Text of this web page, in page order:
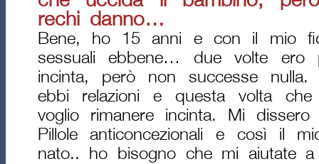
rechi danno…
Bene, ho 15 anni e con il mio
sessuali ebbene… due volte ero
incinta, però non successe
ebbi relazioni e questa volta
voglio rimanere incinta. Mi
Pillole anticoncezionali e così il
nato.. ho bisogno che mi aiutate a